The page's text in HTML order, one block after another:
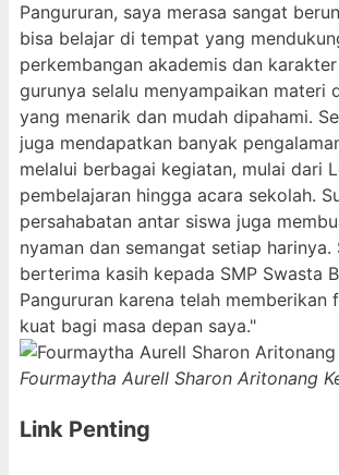
Pangururan, saya merasa sangat
bisa belajar di tempat yang
perkembangan akademis dan
gurunya selalu menyampaikan materi
yang menarik dan mudah dipahami.
juga mendapatkan banyak
melalui berbagai kegiatan, mulai dari
pembelajaran hingga acara sekolah.
persahabatan antar siswa juga
nyaman dan semangat setiap harinya.
berterima kasih kepada SMP Swasta
Pangururan karena telah memberikan
kuat bagi masa depan saya."
Fourmaytha Aurell Sharon Aritonang
Link Penting